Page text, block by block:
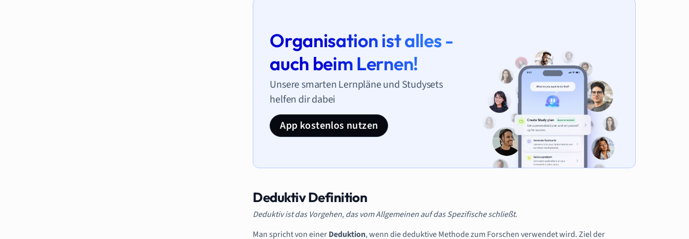
Organisation ist alles -
auch beim Lernen!
Unsere smarten Lernpläne und Studysets
helfen dir dabei
App kostenlos nutzen
Deduktiv Definition
Deduktiv ist das Vorgehen, das vom Allgemeinen auf das Spezifische schließt.
Man spricht von einerDeduktion, wenn die deduktive Methode zum Forschen verwendet wird. Ziel der